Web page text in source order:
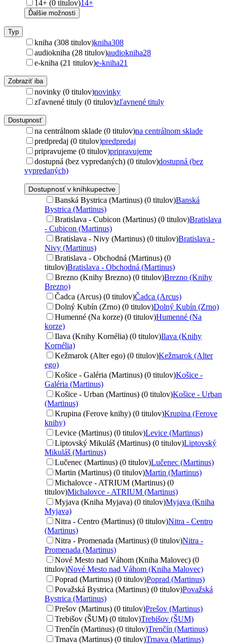
14+ (0 titulov)14+
Ďalšie možnosti
Typ
kniha (308 titulov)kniha308
audiokniha (28 titulov)audiokniha28
e-kniha (21 titulov)e-kniha21
Zobraziť iba
novinky (0 titulov)novinky
zľavnené tituly (0 titulov)zľavnené tituly
Dostupnosť
na centrálnom sklade (0 titulov)na centrálnom sklade
predpredaj (0 titulov)predpredaj
pripravujeme (0 titulov)pripravujeme
dostupná (bez vypredaných) (0 titulov)dostupná (bez
vypredaných)
Dostupnosť v kníhkupectve
Banská Bystrica (Martinus) (0 titulov)Banská
Bystrica (Martinus)
Bratislava - Cubicon (Martinus) (0 titulov)Bratislava
- Cubicon (Martinus)
Bratislava - Nivy (Martinus) (0 titulov)Bratislava -
Nivy (Martinus)
Bratislava - Obchodná (Martinus) (0
titulov)Bratislava - Obchodná (Martinus)
Brezno (Knihy Brezno) (0 titulov)Brezno (Knihy
Brezno)
Čadca (Arcus) (0 titulov)Čadca (Arcus)
Dolný Kubín (Zrno) (0 titulov)Dolný Kubín (Zrno)
Humenné (Na korze) (0 titulov)Humenné (Na
korze)
Ilava (Knihy Kornélia) (0 titulov)Ilava (Knihy
Kornélia)
Kežmarok (Alter ego) (0 titulov)Kežmarok (Alter
ego)
Košice - Galéria (Martinus) (0 titulov)Košice -
Galéria (Martinus)
Košice - Urban (Martinus) (0 titulov)Košice - Urban
(Martinus)
Krupina (Ferove knihy) (0 titulov)Krupina (Ferove
knihy)
Levice (Martinus) (0 titulov)Levice (Martinus)
Liptovský Mikuláš (Martinus) (0 titulov)Liptovský
Mikuláš (Martinus)
Lučenec (Martinus) (0 titulov)Lučenec (Martinus)
Martin (Martinus) (0 titulov)Martin (Martinus)
Michalovce - ATRIUM (Martinus) (0
titulov)Michalovce - ATRIUM (Martinus)
Myjava (Kniha Myjava) (0 titulov)Myjava (Kniha
Myjava)
Nitra - Centro (Martinus) (0 titulov)Nitra - Centro
(Martinus)
Nitra - Promenada (Martinus) (0 titulov)Nitra -
Promenada (Martinus)
Nové Mesto nad Váhom (Kniha Malovec) (0
titulov)Nové Mesto nad Váhom (Kniha Malovec)
Poprad (Martinus) (0 titulov)Poprad (Martinus)
Považská Bystrica (Martinus) (0 titulov)Považská
Bystrica (Martinus)
Prešov (Martinus) (0 titulov)Prešov (Martinus)
Trebišov (ŠUM) (0 titulov)Trebišov (ŠUM)
Trenčín (Martinus) (0 titulov)Trenčín (Martinus)
Trnava (Martinus) (0 titulov)Trnava (Martinus)